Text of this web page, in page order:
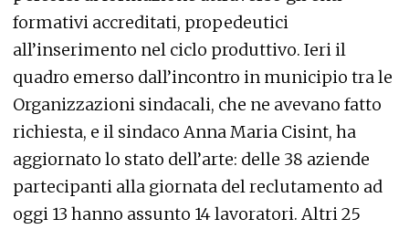
formativi accreditati, propedeutici
all’inserimento nel ciclo produttivo. Ieri il
quadro emerso dall’incontro in municipio tra le
Organizzazioni sindacali, che ne avevano fatto
richiesta, e il sindaco Anna Maria Cisint, ha
aggiornato lo stato dell’arte: delle 38 aziende
partecipanti alla giornata del reclutamento ad
oggi 13 hanno assunto 14 lavoratori. Altri 25